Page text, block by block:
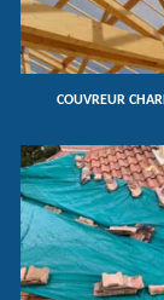
COUVREUR